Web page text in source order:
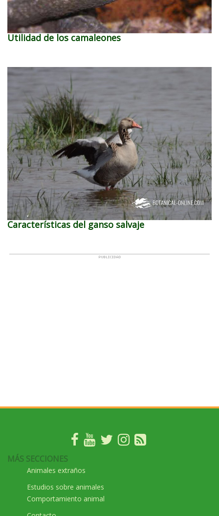
Utilidad de los camaleones
Características del ganso salvaje
MÁS SECCIONES
Animales extraños
Estudios sobre animales
Comportamiento animal